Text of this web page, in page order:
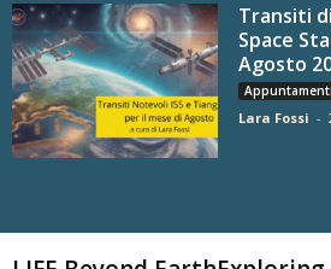
Transiti
Space
Agosto
Lara Fossi -